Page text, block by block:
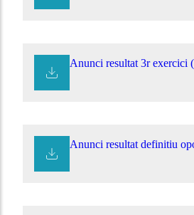
Anunci resultat 3r exercici
Anunci resultat definitiu